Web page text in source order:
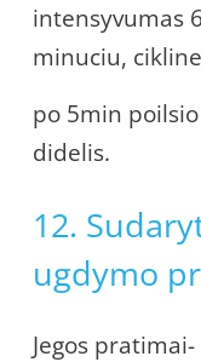
intensyvumas
minuciu,
po 5min
didelis.
12.
ugdymo
Jegos